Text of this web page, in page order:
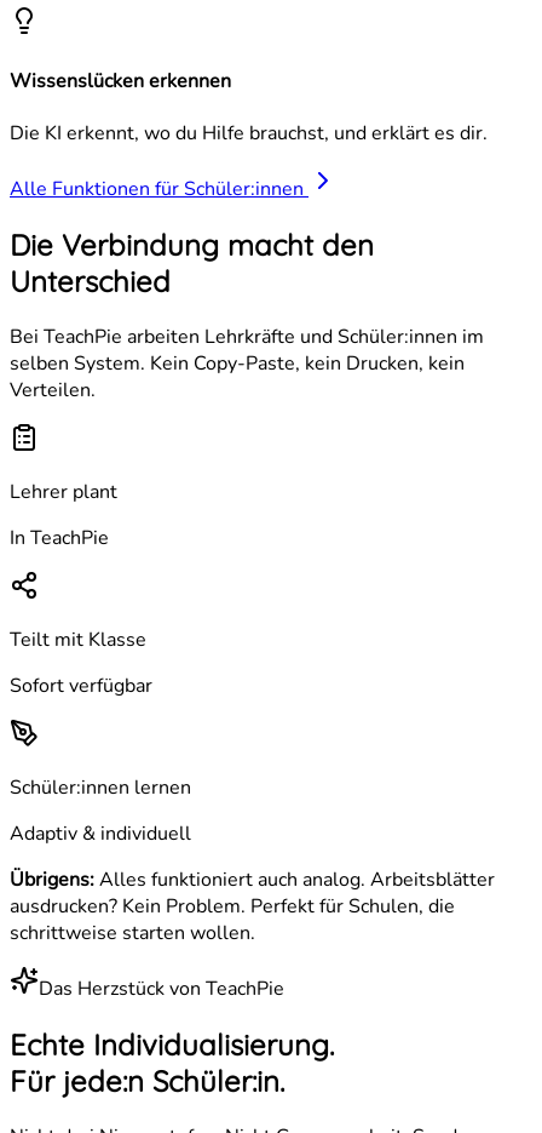
Wissenslücken erkennen
Die KI erkennt, wo du Hilfe brauchst, und erklärt es dir.
Alle Funktionen für Schüler:innen
Die Verbindung macht den
Unterschied
Bei TeachPie arbeiten Lehrkräfte und Schüler:innen im
selben System. Kein Copy-Paste, kein Drucken, kein
Verteilen.
Lehrer plant
In TeachPie
Teilt mit Klasse
Sofort verfügbar
Schüler:innen lernen
Adaptiv & individuell
Übrigens:Alles funktioniert auch analog. Arbeitsblätter
ausdrucken? Kein Problem. Perfekt für Schulen, die
schrittweise starten wollen.
Das Herzstück von TeachPie
Echte Individualisierung.
Für jede:n Schüler:in.